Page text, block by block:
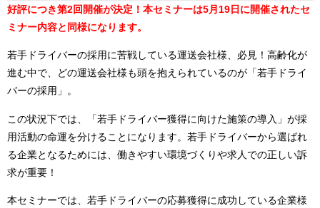
好評につき第2回開催が決定！ 本セミナーは5月19日に開催されたセ
ミナー内容と同様になります。
若手ドライバーの採用に苦戦している運送会社様、必見！高齢化が
進む中で、どの運送会社様も頭を抱えられているのが「若手ドライ
バーの採用」。
この状況下では、「若手ドライバー獲得に向けた施策の導入」が採
用活動の命運を分けることになります。若手ドライバーから選ばれ
る企業となるためには、働きやすい環境づくりや求人での正しい訴
求が重要！
本セミナーでは、若手ドライバーの応募獲得に成功している企業様